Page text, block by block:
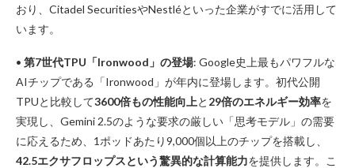
おり、Citadel SecuritiesやNestléといった企業がすでに活用して
います。
• 第7世代TPU「Ironwood」の登場: Google史上最もパワフルな
AIチップである「Ironwood」が年内に登場します。初代公開
TPUと比較して3600倍もの性能向上と 29倍のエネルギー効率を
実現し、Gemini 2.5のような要求の厳しい「思考モデル」の需要
に応えるため、1ポッドあたり9,000個以上のチップを搭載し、
42.5エクサフロップスという驚異的な計算能力を提供します。こ